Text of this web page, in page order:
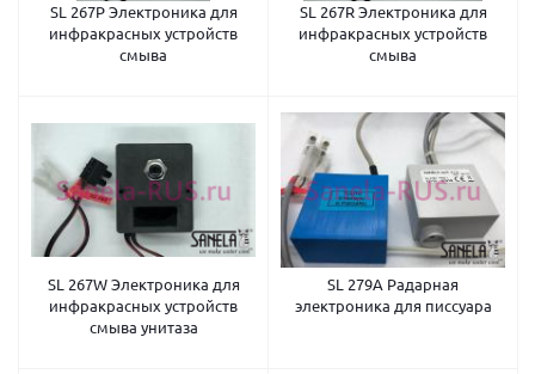
SL 267P Электроника для
инфракрасных устройств
смыва
SL 267R Электроника для
инфракрасных устройств
смыва
SL 267W Электроника для
инфракрасных устройств
смыва унитаза
SL 279A Радарная
электроника для писсуара